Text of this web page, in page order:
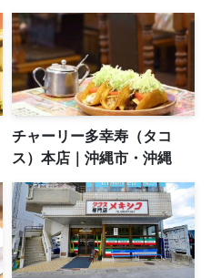
チャーリー多幸寿（タコ
ス）本店｜沖縄市・沖縄